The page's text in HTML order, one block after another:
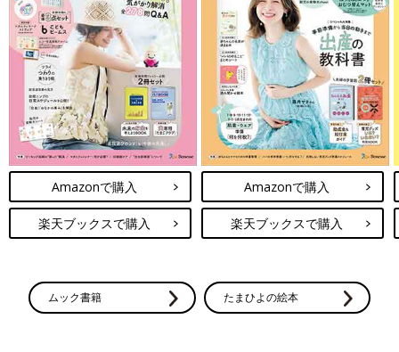
Amazonで購入
楽天ブックスで購入
Amazonで購入
楽天ブックスで購入
ムック書籍 たまひよの絵本